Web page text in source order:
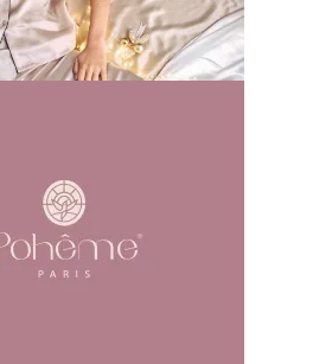
Poheme
视觉 广告片 时尚
计网站